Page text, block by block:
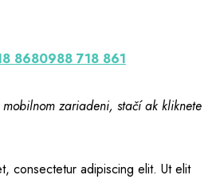
8680988 718 861
zariadeni, stačí ak kliknete
consectetur adipiscing elit. Ut elit